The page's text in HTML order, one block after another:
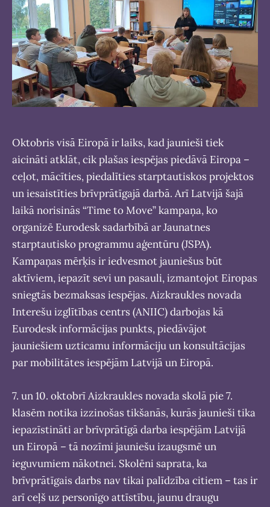
Oktobris visā Eiropā ir laiks, kad jaunieši tiek
aicināti atklāt, cik plašas iespējas piedāvā Eiropa –
ceļot, mācīties, piedalīties starptautiskos projektos
un iesaistīties brīvprātīgajā darbā. Arī Latvijā šajā
laikā norisinās “Time to Move” kampaņa, ko
organizē Eurodesk sadarbībā ar Jaunatnes
starptautisko programmu aģentūru (JSPA).
Kampaņas mērķis ir iedvesmot jauniešus būt
aktīviem, iepazīt sevi un pasauli, izmantojot Eiropas
sniegtās bezmaksas iespējas. Aizkraukles novada
Interešu izglītības centrs (ANIIC) darbojas kā
Eurodesk informācijas punkts, piedāvājot
jauniešiem uzticamu informāciju un konsultācijas
par mobilitātes iespējām Latvijā un Eiropā.
7. un 10. oktobrī Aizkraukles novada skolā pie 7.
klasēm notika izzinošas tikšanās, kurās jaunieši tika
iepazīstināti ar brīvprātīgā darba iespējām Latvijā
un Eiropā – tā nozīmi jauniešu izaugsmē un
ieguvumiem nākotnei. Skolēni saprata, ka
brīvprātīgais darbs nav tikai palīdzība citiem – tas ir
arī ceļš uz personīgo attīstību, jaunu draugu